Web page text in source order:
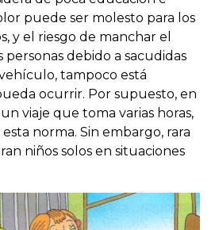
puede ser molesto para los
y el riesgo de manchar el
personas debido a sacudidas
tampoco está
ocurrir. Por supuesto, en
viaje que toma varias horas,
norma. Sin embargo, rara
niños solos en situaciones